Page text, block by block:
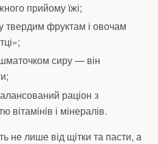
прийому їжі;
твердим фруктам і овочам
сиру — він
раціон з
вітамінів і мінералів.
не лише від щітки та пасти, а